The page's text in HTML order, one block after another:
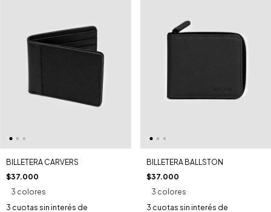
BILLETERA CARVERS
$37.000
3 colores
3 cuotas sin interés de
BILLETERA BALLSTON
$37.000
3 colores
3 cuotas sin interés de